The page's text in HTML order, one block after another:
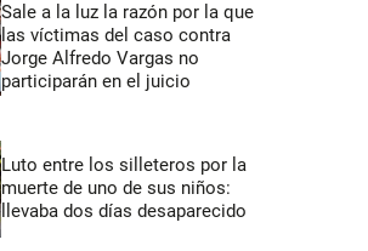
Sale a la luz la razón por la que
las víctimas del caso contra
Jorge Alfredo Vargas no
participarán en el juicio
Luto entre los silleteros por la
muerte de uno de sus niños:
llevaba dos días desaparecido